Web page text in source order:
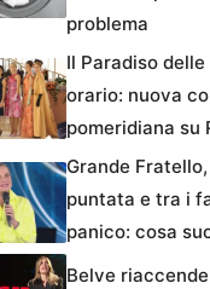
problema
Il Paradiso
orario: nuova
pomeridiana su
Grande
puntata e tra i
panico: cosa
Belve